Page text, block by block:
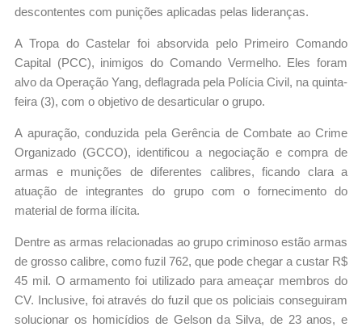
descontentes com punições aplicadas pelas lideranças.
A Tropa do Castelar foi absorvida pelo Primeiro Comando
Capital (PCC), inimigos do Comando Vermelho. Eles foram
alvo da Operação Yang, deflagrada pela Polícia Civil, na quinta-
feira (3), com o objetivo de desarticular o grupo.
A apuração, conduzida pela Gerência de Combate ao Crime
Organizado (GCCO), identificou a negociação e compra de
armas e munições de diferentes calibres, ficando clara a
atuação de integrantes do grupo com o fornecimento do
material de forma ilícita.
Dentre as armas relacionadas ao grupo criminoso estão armas
de grosso calibre, como fuzil 762, que pode chegar a custar R$
45 mil. O armamento foi utilizado para ameaçar membros do
CV. Inclusive, foi através do fuzil que os policiais conseguiram
solucionar os homicídios de Gelson da Silva, de 23 anos, e